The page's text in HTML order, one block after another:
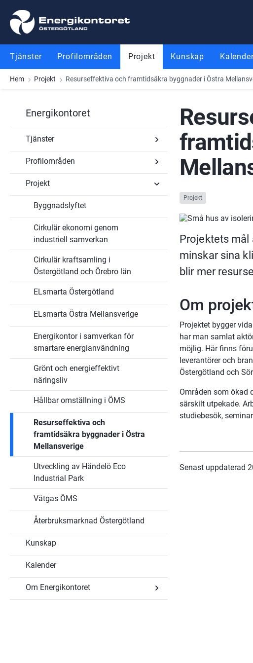
Gå till innehåll
Gå till meny
Gå till sidfot
Tjänster Profilområden Projekt Kunskap
Hem Projekt Resurseffektiva och framtidsäkra byggnader i Östra
Energikontoret
Tjänster
Undersidor
för
Profilområden
Undersidor
för
Profilområden
Projekt
för
Byggnadslyftet
Cirkulär ekonomi genom
industriell samverkan
Cirkulär kraftsamling i
Östergötland och Örebro län
ELsmarta Östergötland
ELsmarta Östra Mellansverige
Energikontor i samverkan för
smartare energianvändning
Grönt och energieffektivt
näringsliv
Hållbar omställning i ÖMS
Resurseffektiva och
framtidsäkra byggnader i Östra
Mellansverige
Utveckling av Händelö Eco
Industrial Park
Vätgas ÖMS
Återbruksmarknad Östergötland
Kunskap
Kalender
Om Energikontoret
Projekt
Projektets mål
minskar sina
blir mer
Om
Projektet bygger
har man samlat
möjlig. Här finns
leverantörer och
Östergötland och
Områden som ökad
särskilt utpekade.
studiebesök,
Senast uppdaterad